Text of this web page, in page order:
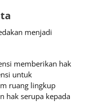
menjadi
memberikan hak
untuk
ruang lingkup
hak serupa kepada